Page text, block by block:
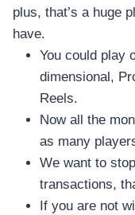
plus, that’s a huge
have.
You could play
dimensional,
Reels.
Now all the
as many
We want to
transactions,
If you are not